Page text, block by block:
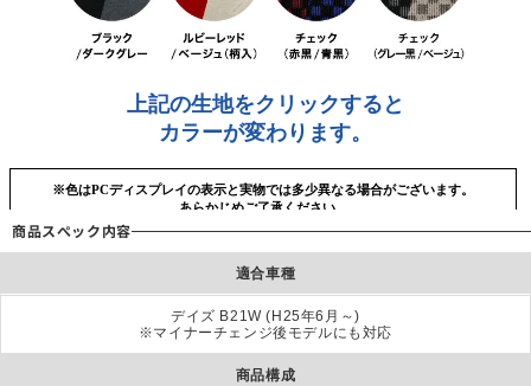
商品スぺック内容
適合車種
デイズ B21W (H25年6月～)
※マイナーチェンジ後モデルにも対応
商品構成